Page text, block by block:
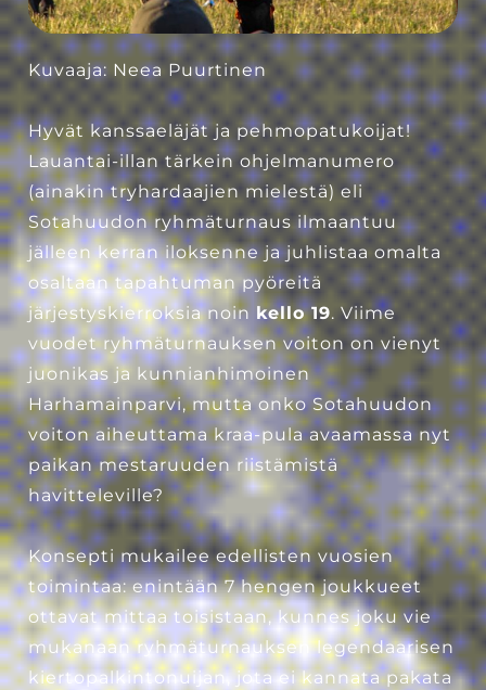
Kuvaaja: Neea Puurtinen
Hyvät kanssaeläjät ja pehmopatukoijat!
Lauantai-illan tärkein ohjelmanumero
(ainakin tryhardaajien mielestä) eli
Sotahuudon ryhmäturnaus ilmaantuu
jälleen kerran iloksenne ja juhlistaa omalta
osaltaan tapahtuman pyöreitä
järjestyskierroksia noin kello 19. Viime
vuodet ryhmäturnauksen voiton on vienyt
juonikas ja kunnianhimoinen
Harhamainparvi, mutta onko Sotahuudon
voiton aiheuttama kraa-pula avaamassa nyt
paikan mestaruuden riistämistä
havitteleville?
Konsepti mukailee edellisten vuosien
toimintaa: enintään 7 hengen joukkueet
ottavat mittaa toisistaan, kunnes joku vie
mukanaan ryhmäturnauksen legendaarisen
kiertopalkintonuijan, jota ei kannata pakata